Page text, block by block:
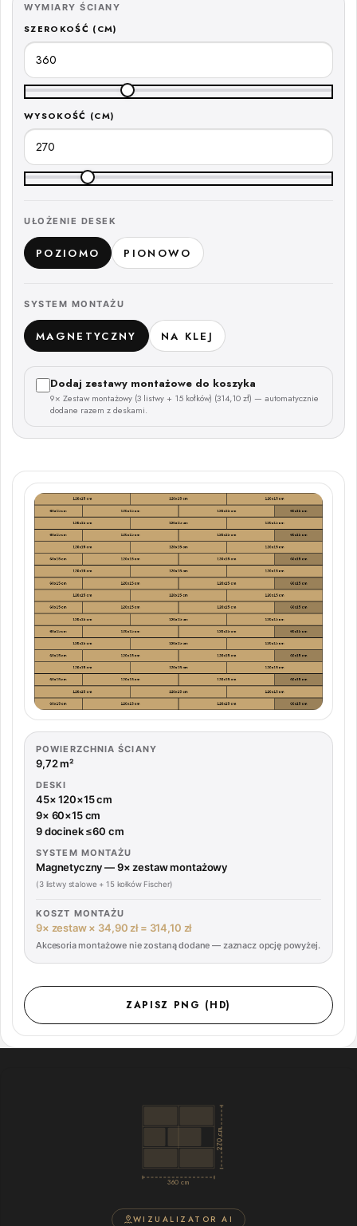
WYMIARY ŚCIANY
SZEROKOŚĆ (CM)
WYSOKOŚĆ (CM)
UŁOŻENIE DESEK
POZIOMO PIONOWO
SYSTEM MONTAŻU
MAGNETYCZNY NA KLEJ
Dodaj zestawy montażowe do koszyka
9× Zestaw montażowy (3 listwy + 15 kołków) (314,10 zł) — automatycznie
dodane razem z deskami.
POWIERZCHNIA ŚCIANY
9,72 m²
DESKI
45× 120×15 cm
9× 60×15 cm
9 docinek ≤60 cm
SYSTEM MONTAŻU
Magnetyczny — 9× zestaw montażowy
(3 listwy stalowe + 15 kołków Fischer)
KOSZT MONTAŻU
9× zestaw × 34,90 zł = 314,10 zł
Akcesoria montażowe nie zostaną dodane — zaznacz opcję powyżej.
ZAPISZ PNG (HD)
360 cm
270 cm
WIZUALIZATOR AI